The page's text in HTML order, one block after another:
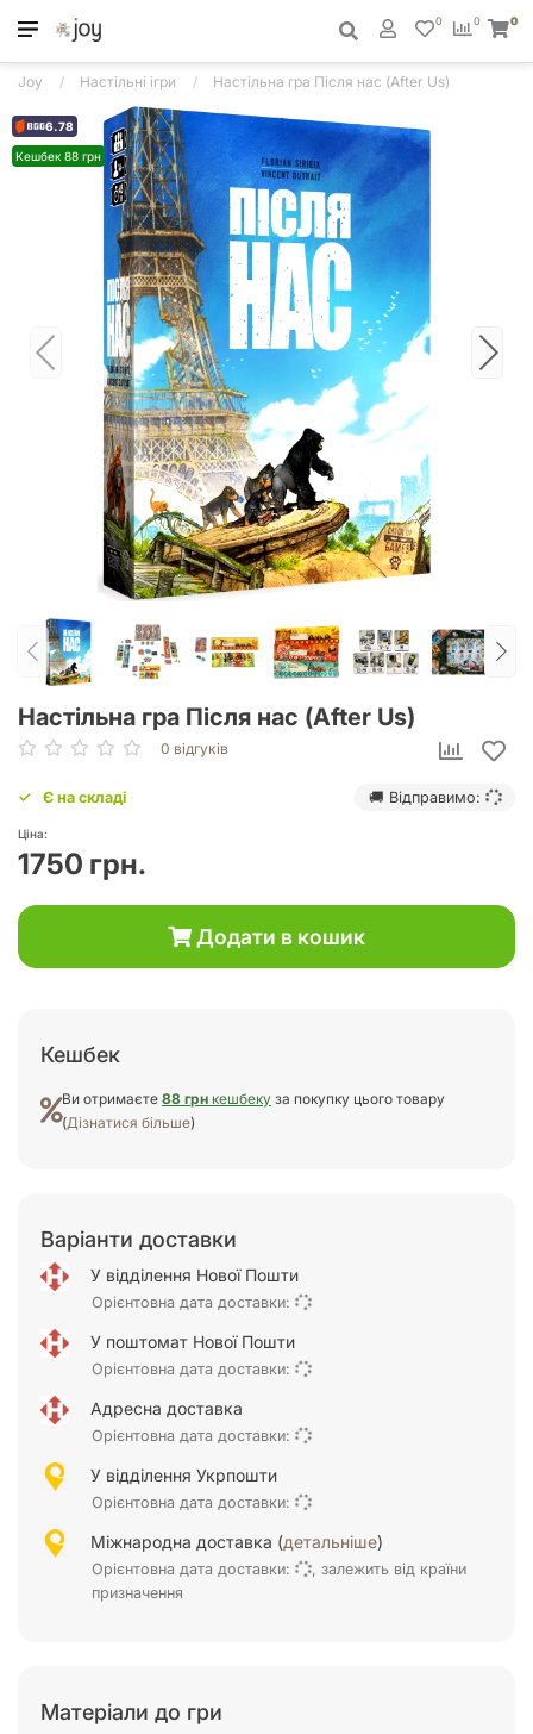
0
0 0
Joy Настільні ігри Настільна гра Після нас (After Us)
6.78
Кешбек 88 грн
Настільна гра Після нас (After Us)
0 відгуків
Є на складі 🚚 Відправимо:
Ціна:
1750 грн.
Додати в кошик
Кешбек
Ви отримаєте 88 грн кешбеку за покупку цього товару
(Дізнатися більше)
Варіанти доставки
У відділення Нової Пошти
Орієнтовна дата доставки:
У поштомат Нової Пошти
Орієнтовна дата доставки:
Адресна доставка
Орієнтовна дата доставки:
У відділення Укрпошти
Орієнтовна дата доставки:
Міжнародна доставка (детальніше)
Орієнтовна дата доставки:
, залежить від країни
призначення
Матеріали до гри